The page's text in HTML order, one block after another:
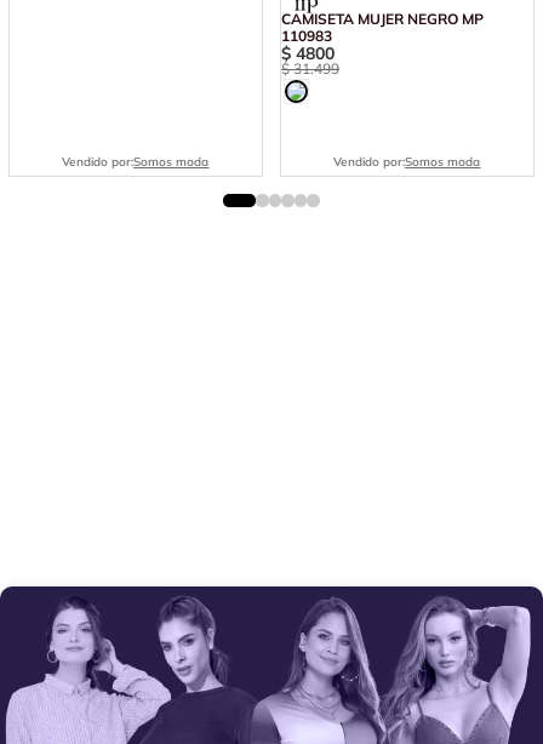
Vendido por:Somos moda
CAMISETA MUJER NEGRO MP
110983
$ 4800
$ 31.499
Vendido por:Somos moda